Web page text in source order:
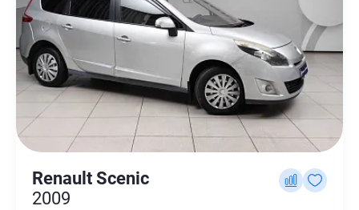
Renault Scenic
2009